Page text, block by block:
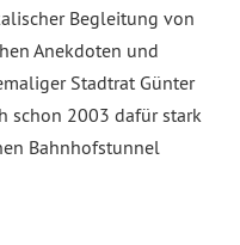
Begleitung von
Anekdoten und
Stadtrat Günter
schon 2003 dafür stark
Bahnhofstunnel